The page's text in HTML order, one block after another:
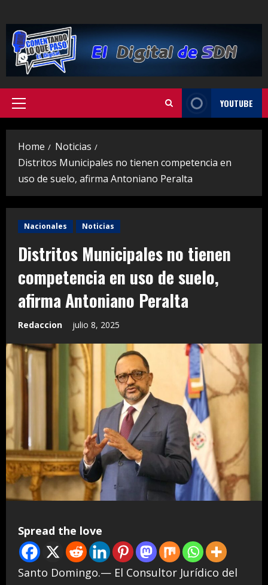
to
content
Primary
YOUTUBE
Home
Noticias
Distritos Municipales no tienen competencia en
uso de suelo, afirma Antoniano Peralta
Nacionales Noticias
Distritos Municipales no tienen
competencia en uso de suelo,
afirma Antoniano Peralta
Redaccion julio 8, 2025
Spread the love
Santo Domingo.— El Consultor Jurídico del